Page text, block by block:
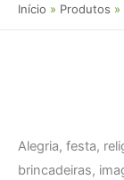
Início Produtos
Alegria, festa,
brincadeiras,